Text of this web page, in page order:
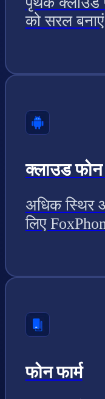
को सरल
क्लाउड फोन
अधिक
लिए
फोन फार्म